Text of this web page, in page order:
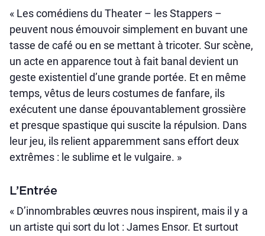
« Les comédiens du Theater – les Stappers –
peuvent nous émouvoir simplement en buvant une
tasse de café ou en se mettant à tricoter. Sur scène,
un acte en apparence tout à fait banal devient un
geste existentiel d’une grande portée. Et en même
temps, vêtus de leurs costumes de fanfare, ils
exécutent une danse épouvantablement grossière
et presque spastique qui suscite la répulsion. Dans
leur jeu, ils relient apparemment sans effort deux
extrêmes : le sublime et le vulgaire. »
L’Entrée
« D’innombrables œuvres nous inspirent, mais il y a
un artiste qui sort du lot : James Ensor. Et surtout